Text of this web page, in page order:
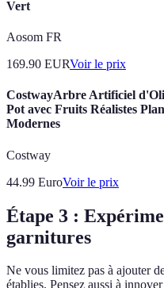
Vert
Aosom FR
169.90 EURVoir le prix
CostwayArbre Artificiel
Pot avec Fruits Réalistes
Modernes
Costway
44.99 EuroVoir le prix
Étape 3 :
garnitures
Ne vous limitez pas à ajouter
établies. Pensez aussi à